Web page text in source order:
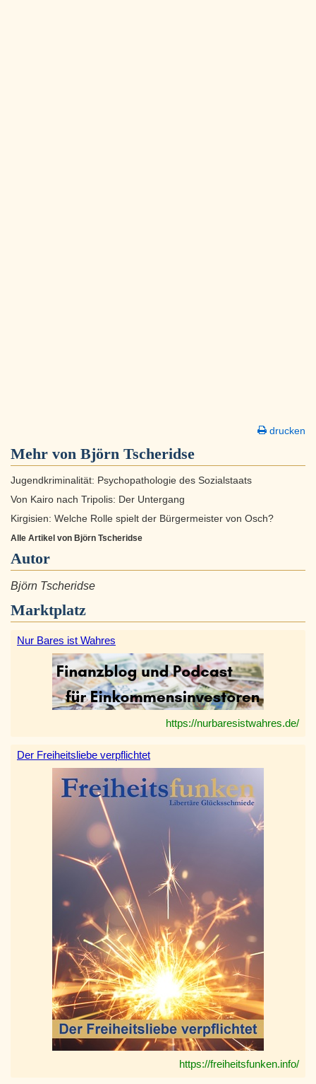
drucken
Mehr von Björn Tscheridse
Jugendkriminalität: Psychopathologie des Sozialstaats
Von Kairo nach Tripolis: Der Untergang
Kirgisien: Welche Rolle spielt der Bürgermeister von Osch?
Alle Artikel von Björn Tscheridse
Autor
Björn Tscheridse
Marktplatz
Nur Bares ist Wahres
https://nurbaresistwahres.de/
Der Freiheitsliebe verpflichtet
https://freiheitsfunken.info/